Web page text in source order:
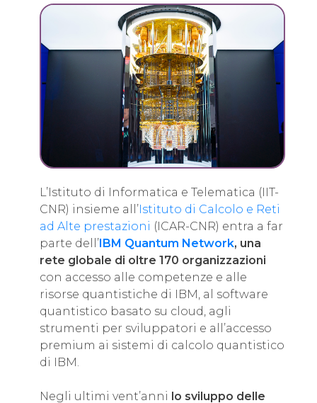
L’Istituto di Informatica e Telematica (IIT-
CNR) insieme all’Istituto di Calcolo e Reti
ad Alte prestazioni (ICAR-CNR) entra a far
parte dell’IBM Quantum Network, una
rete globale di oltre 170 organizzazioni
con accesso alle competenze e alle
risorse quantistiche di IBM, al software
quantistico basato su cloud, agli
strumenti per sviluppatori e all’accesso
premium ai sistemi di calcolo quantistico
di IBM.
Negli ultimi vent’anni lo sviluppo delle